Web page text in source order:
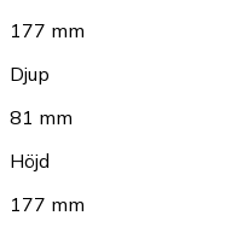
177 mm
Djup
81 mm
Höjd
177 mm